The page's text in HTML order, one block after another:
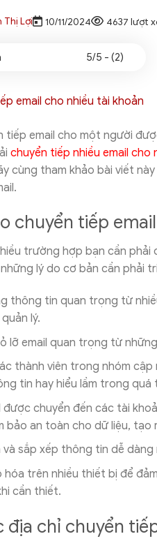
Thị Lợi 10/11/2024 4637 lượt
5/5 - (2)
tiếp email cho một người
chuyển tiếp nhiều email cho
cùng tham khảo bài viết
chuyển tiếp
trường hợp bạn cần phải
lý do cơ bản cần phải
thông tin quan trọng từ
lý.
lỡ email quan trọng từ
thành viên trong nhóm
tin hay hiểu lầm trong quá
được chuyển đến các tài
bảo an toàn cho dữ liệu,
và sắp xếp thông tin dễ
hóa trên nhiều thiết bị để
cần thiết.
địa chỉ chuyển